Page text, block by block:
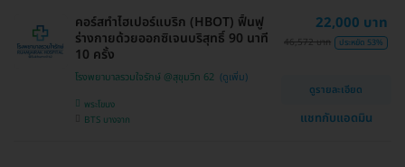
จันทบุรี , อุบลราชธานี , พระนครศรีอยุธยา , สุราษฎ์
ธานี , อุดรธานี , ปราจีนบุรี , กระบี่
คอร์สทำไฮเปอร์แบริก (HBOT) ฟื้นฟู
ร่างกายด้วยออกซิเจนบริสุทธิ์ 90 นาที
10 ครั้ง
โรงพยาบาลรวมใจรักษ์ @สุขุมวิท 62
พระโขนง
BTS บางจาก
22,000 บาท
46,572 บาท ประหยัด 53%
ดูรายละเอียด
แชทกับแอดมิน